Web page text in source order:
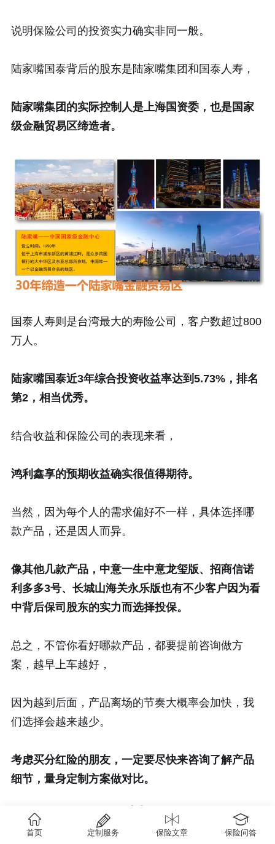
说明保险公司的投资实力确实非同一般。
陆家嘴国泰背后的股东是陆家嘴集团和国泰人寿，
陆家嘴集团的实际控制人是上海国资委，也是国家
级金融贸易区缔造者。
国泰人寿则是台湾最大的寿险公司，客户数超过800
万人。
陆家嘴国泰近3年综合投资收益率达到5.73%，排名
第2，相当优秀。
结合收益和保险公司的表现来看，
鸿利鑫享的预期收益确实很值得期待。
当然，因为每个人的需求偏好不一样，具体选择哪
款产品，还是因人而异。
像其他几款产品，中意一生中意龙玺版、招商信诺
利多多3号、长城山海关永乐版也有不少客户因为看
中背后保司股东的实力而选择投保。
总之，不管你看好哪款产品，都要提前咨询做方
案，越早上车越好，
因为越到后面，产品离场的节奏大概率会加快，我
们选择会越来越少。
考虑买分红险的朋友，一定要尽快来咨询了解产品
细节，量身定制方案做对比。
首页 定制服务 保险文章 保险问答